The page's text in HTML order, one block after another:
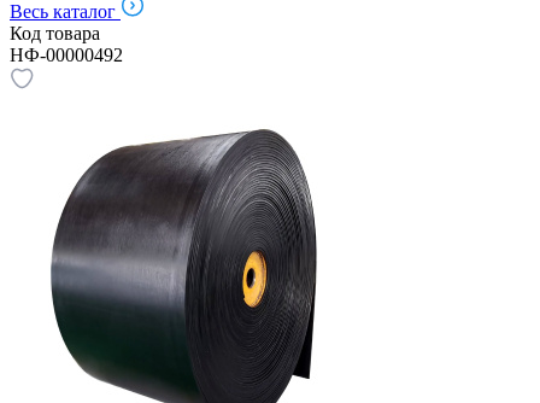
Весь каталог
Код товара
НФ-00000492